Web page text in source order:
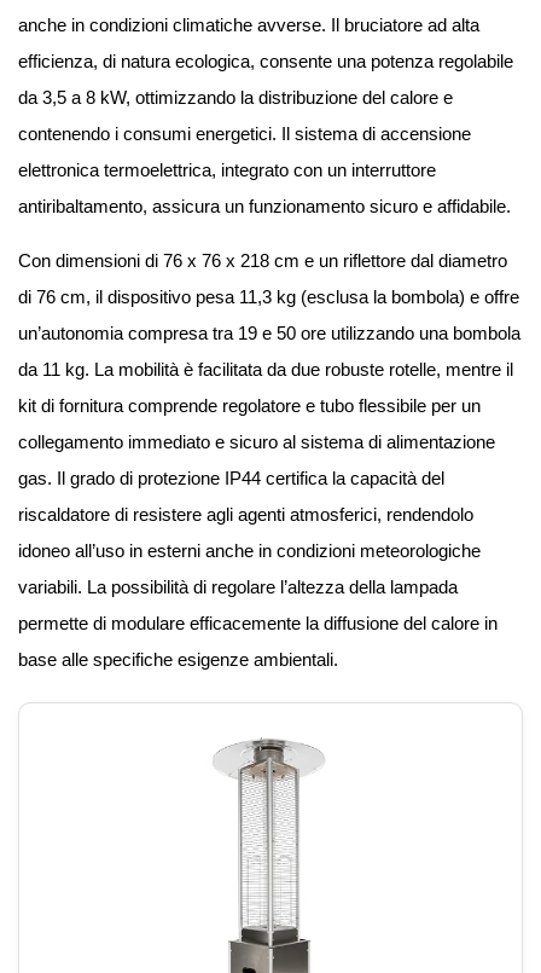
anche in condizioni climatiche avverse. Il bruciatore ad alta
efficienza, di natura ecologica, consente una potenza regolabile
da 3,5 a 8 kW, ottimizzando la distribuzione del calore e
contenendo i consumi energetici. Il sistema di accensione
elettronica termoelettrica, integrato con un interruttore
antiribaltamento, assicura un funzionamento sicuro e affidabile.
Con dimensioni di 76 x 76 x 218 cm e un riflettore dal diametro
di 76 cm, il dispositivo pesa 11,3 kg (esclusa la bombola) e offre
un’autonomia compresa tra 19 e 50 ore utilizzando una bombola
da 11 kg. La mobilità è facilitata da due robuste rotelle, mentre il
kit di fornitura comprende regolatore e tubo flessibile per un
collegamento immediato e sicuro al sistema di alimentazione
gas. Il grado di protezione IP44 certifica la capacità del
riscaldatore di resistere agli agenti atmosferici, rendendolo
idoneo all’uso in esterni anche in condizioni meteorologiche
variabili. La possibilità di regolare l’altezza della lampada
permette di modulare efficacemente la diffusione del calore in
base alle specifiche esigenze ambientali.